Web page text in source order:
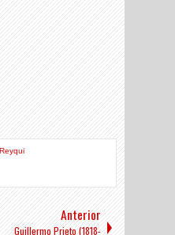
Reyqui
Anterior
Guillermo Prieto (1818-